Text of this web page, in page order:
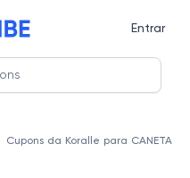
Entrar
Cupons da Koralle para CANETA